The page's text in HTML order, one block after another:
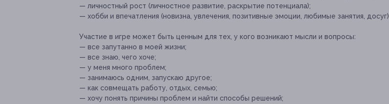
— личностный рост (личностное развитие, раскрытие потенциала);
— хобби и впечатления (новизна, увлечения, позитивные эмоции, любимые занятия, досуг).
Участие в игре может быть ценным для тех, у кого возникают мысли и вопросы:
— все запутанно в моей жизни;
— все знаю, чего хочe;
— у меня много проблем;
— занимаюсь одним, запускаю другое;
— как совмещать работу, отдых, семью;
— хочу понять причины проблем и найти способы решений;